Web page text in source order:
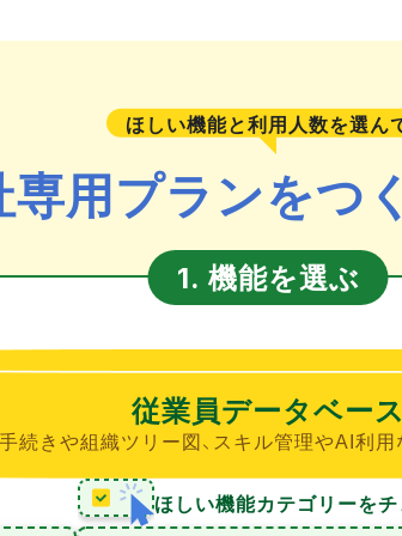
ほしい機能と利用人数を選ん
専用プランをつ
1. 機能を選ぶ
従業員データベース
続きや組織ツリー図、スキル管理やAI利
ほしい機能カテゴリーをチ